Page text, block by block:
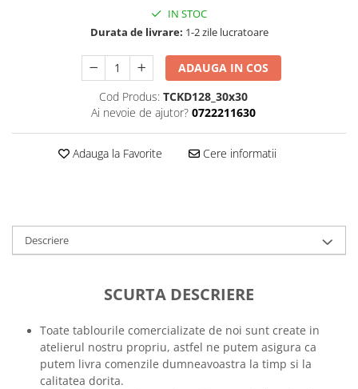
Tricouri pescari
Tricouri gameri
Tricouri music is life
Tricouri sporturi de iarna
Tricouri ski
Tricouri cadou 20 ani
Tricouri cadou 30 ani
Tricouri cadou 50 ani
Tricouri motociclisti
Tricouri motociclisti
Tricouri enduro
IN STOC
Durata de livrare: 1-2 zile lucratoare
ADAUGA IN COS
Cod Produs: TCKD128_30x30
Ai nevoie de ajutor? 0722211630
Adauga la Favorite Cere informatii
Descriere
SCURTA DESCRIERE
Toate tablourile comercializate de noi sunt create in
atelierul nostru propriu, astfel ne putem asigura ca
putem livra comenzile dumneavoastra la timp si la
calitatea dorita.